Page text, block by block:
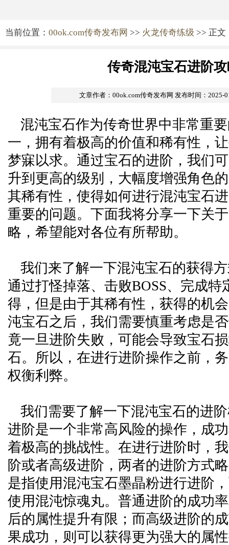
当前位置： 00ok.com传奇发布网 >> 火龙传奇练级 >> 正文
传奇混沌宝石进阶
文章作者：00ok.com传奇发布网 发布时间：2025-
混沌宝石作为传奇世界中非常重
一，拥有着极高的价值和稀有性，
梦寐以求。通过宝石的进阶，我们
升到更高的级别，大幅度增强角色
其稀有性，使得如何进行混沌宝石
重要的问题。下面我将分享一下关
略，希望能对各位有所帮助。
我们来了解一下混沌宝石的获得
通过打怪掉落、击败BOSS、完成特
得，但是由于其稀有性，获得的机
沌宝石之后，我们需要慎重考虑是
竟一旦进阶失败，可能会导致宝石
石。所以，在进行进阶操作之前，
权衡利弊。
我们需要了解一下混沌宝石的进
进阶是一个非常高风险的操作，成
着极高的挑战性。在进行进阶时，
阶或者高级进阶，两者的进阶方式
是指使用混沌宝石墨晶粉进行进阶
使用混沌惊魂丸。普通进阶的成功
后的属性提升有限；而高级进阶的
果成功，则可以获得更为强大的属